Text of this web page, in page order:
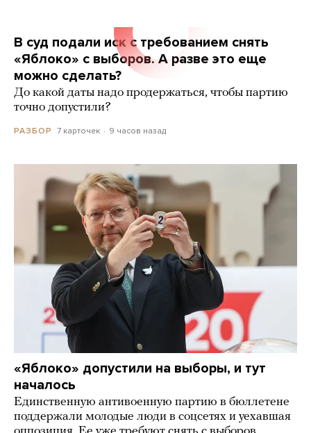
В суд подали иск с требованием снять
«Яблоко» с выборов. А разве это еще
можно сделать?
До какой даты надо продержаться, чтобы партию
точно допустили?
РАЗБОР 7 карточек 9 часов назад
«Яблоко» допустили на выборы, и тут
началось
Единственную антивоенную партию в бюллетене
поддержали молодые люди в соцсетях и уехавшая